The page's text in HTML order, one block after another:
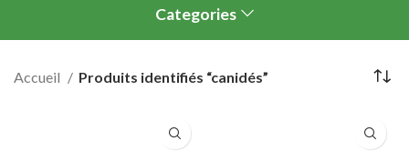
Categories
Accueil Produits identifiés “canidés”